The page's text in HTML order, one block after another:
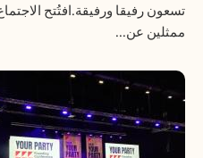
تسعون رفيقا ورفيقة.افتُتح
ممثلين عن...